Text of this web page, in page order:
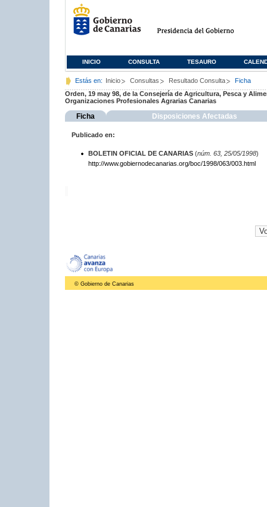
INICIO CONSULTA TESAURO
Estás en: Inicio Consultas Resultado Consulta
Ficha
Orden, 19 may 98, de la Consejería de Agricultura, Pesca y
Organizaciones Profesionales Agrarias Canarias
Ficha Disposiciones Afectadas
Publicado en:
BOLETIN OFICIAL DE CANARIAS(núm. 63, 25/05/1998)
http://www.gobiernodecanarias.org/boc/1998/063/003.html
© Gobierno de Canarias